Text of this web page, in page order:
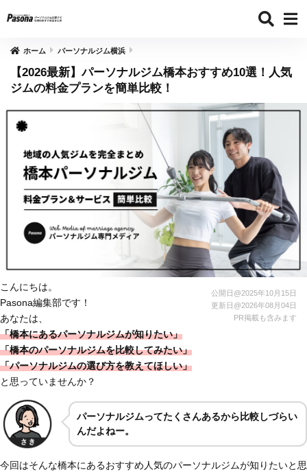
ホーム パーソナルジム横浜
【2026最新】パーソナルジム橋本おすすめ10選！人気
ジムの料金プランを簡単比較！
公開日@2025年10月15日
更新日@2026年08月04日
PR掲載も含みます
こんにちは。
Pasona編集部です！
あなたは、
「橋本にあるパーソナルジムが知りたい」
「橋本のパーソナルジムを比較してみたい」
「パーソナルジムの選び方を教えてほしい」
と思っていませんか？
パーソナルジムってたくさんあるから比較しづらい
んだよねー。
今回はそんな橋本にあるおすすめ人気のパーソナルジムが知りたいと思